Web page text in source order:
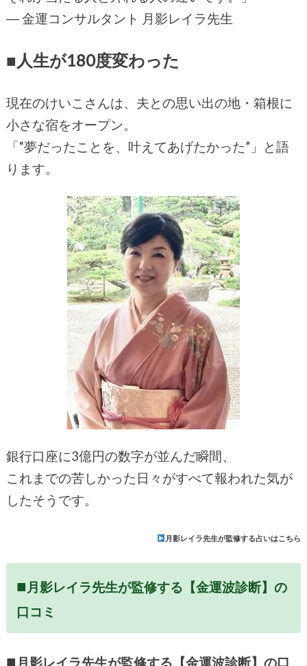
― 金運コンサルタント 月影レイラ先生
■人生が180度変わった
現在のけいこさんは、夫との思い出の地・箱根に
小さな宿をオープン。
「“夢だったことを、叶えてあげたかった”」と語
ります。
銀行口座に3億円の数字が並んだ瞬間、
これまでの苦しかった日々がすべて報われた気が
したそうです。
月影レイラ先生が監修する占いはこちら
■ 月影レイラ先生が監修する【金運波診断】の
口コミ
■ 月影レイラ先生が監修する【金運波診断】の口